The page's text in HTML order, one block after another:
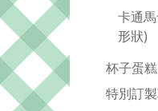
卡通
形狀)
杯子蛋糕
特別訂